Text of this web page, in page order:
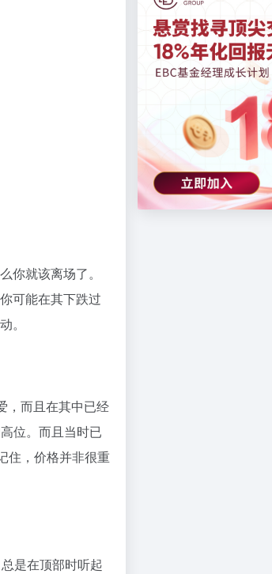
你就该离场了。
可能在其下跌过
。
，而且在其中已经
位。而且当时已
住，价格并非很重
是在顶部时听起